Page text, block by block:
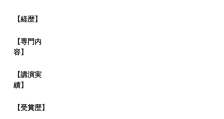
【経歴】
【専門内
容】
【講演実
績】
【受賞歴】